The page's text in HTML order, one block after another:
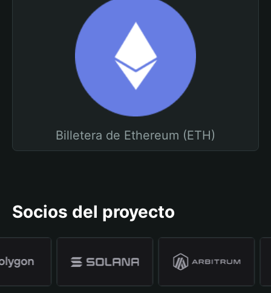
Billetera de Ethereum (ETH)
Socios del proyecto